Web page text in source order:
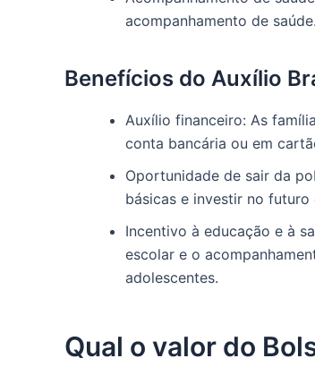
acompanhamento de saúde.
Benefícios do Auxílio
Auxílio financeiro: As
conta bancária ou em
Oportunidade de sair da
básicas e investir no futuro
Incentivo à educação e à
escolar e o
adolescentes.
Qual o valor do